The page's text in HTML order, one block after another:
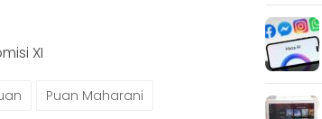
XI
Puan Maharani